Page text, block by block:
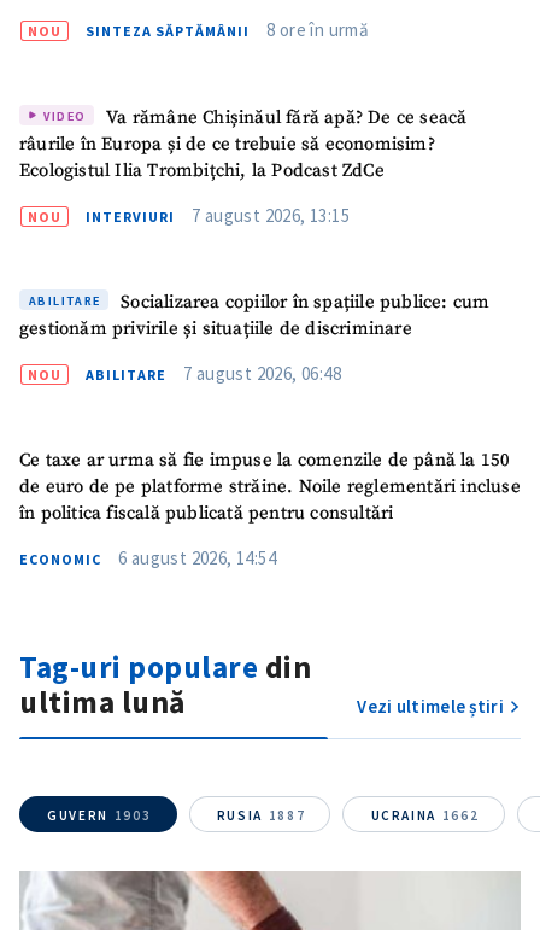
GARDĂ
NOU SINTEZA SĂPTĂMÂNII 8 ore în urmă
VIDEO
Va rămâne Chișinăul fără apă? De ce seacă
râurile în Europa și de ce trebuie să economisim?
Ecologistul Ilia Trombițchi, la Podcast ZdCe
NOU INTERVIURI 7 august 2026, 13:15
ABILITARE
Socializarea copiilor în spațiile publice: cum
gestionăm privirile și situațiile de discriminare
NOU ABILITARE 7 august 2026, 06:48
Ce taxe ar urma să fie impuse la comenzile de până la 150
de euro de pe platforme străine. Noile reglementări incluse
în politica fiscală publicată pentru consultări
ECONOMIC 6 august 2026, 14:54
Tag-uri populare din
ultima lună
Vezi ultimele știri
GUVERN 1903 RUSIA 1887 UCRAINA 1662
ȘTIREA MEA
Titlu știre
+ Adaugă titlu
Link media
+ Link media
Mesajul știrei
+ Mesajul știrei
CONTACT SURSĂ